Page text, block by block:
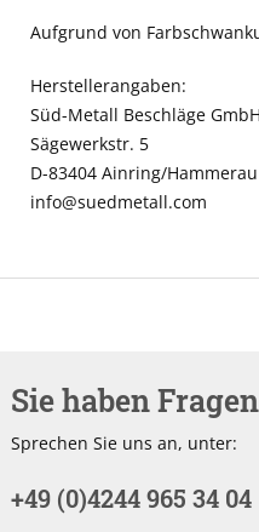
Aufgrund von
Herstellerangaben:
Süd-Metall Beschläge GmbH
Sägewerkstr. 5
D-83404 Ainring/Hammerau
info@suedmetall.com
Sie haben
Sprechen Sie uns an, unter:
+49 (0)4244 965 34 04